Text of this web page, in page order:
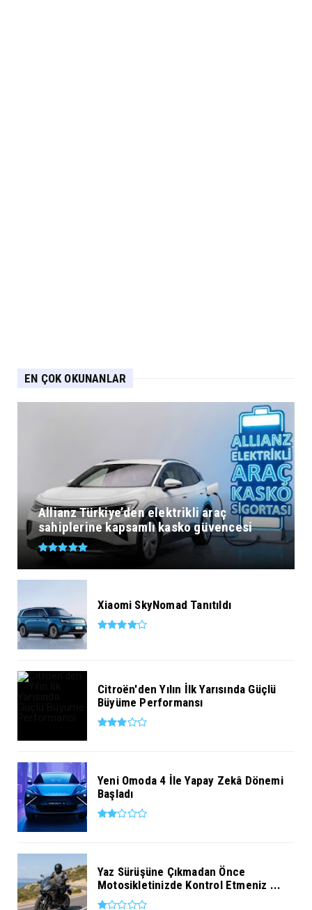
EN ÇOK OKUNANLAR
Allianz Türkiye’den elektrikli araç
sahiplerine kapsamlı kasko güvencesi
Xiaomi SkyNomad Tanıtıldı
Citroën'den Yılın İlk Yarısında Güçlü
Büyüme Performansı
Yeni Omoda 4 İle Yapay Zekâ Dönemi
Başladı
Yaz Sürüşüne Çıkmadan Önce
Motosikletinizde Kontrol Etmeniz ...